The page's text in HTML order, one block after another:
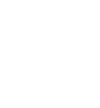
localisation : 8e arrondissement